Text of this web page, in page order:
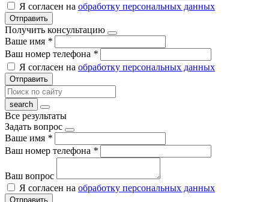
Я согласен на обработку персональных данных
Отправить
Получить консультацию
Ваше имя *
Ваш номер телефона *
Я согласен на обработку персональных данных
Отправить
Все результаты
Задать вопрос
Ваше имя *
Ваш номер телефона *
Ваш вопрос
Я согласен на обработку персональных данных
Отправить